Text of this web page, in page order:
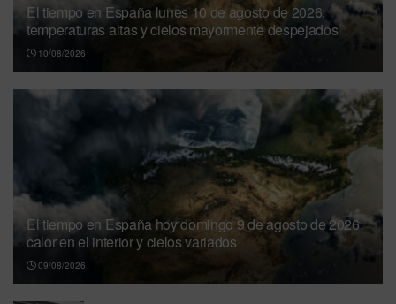
El tiempo en España lunes 10 de agosto de 2026:
temperaturas altas y cielos mayormente despejados
10/08/2026
El tiempo en España hoy domingo 9 de agosto de 2026:
calor en el interior y cielos variados
09/08/2026